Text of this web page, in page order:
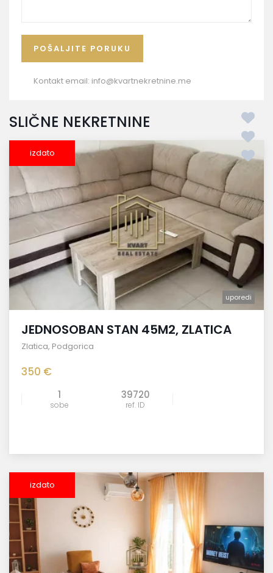
Kontakt email: info@kvartnekretnine.me
SLIČNE NEKRETNINE
izdato
uporedi
JEDNOSOBAN STAN 45M2, ZLATICA
Zlatica, Podgorica
350 €
1
sobe
39720
ref. ID
izdato